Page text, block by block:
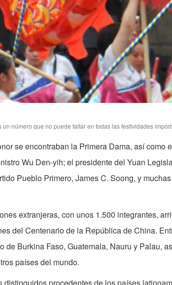
un número que no puede faltar en todas las festividades
se encontraban la Primera Dama, así como
Wu Den-yih; el presidente del Yuan
Pueblo Primero, James C. Soong, y
extranjeras, con unos 1.500 integrantes,
del Centenario de la República de China.
de Burkina Faso, Guatemala, Nauru y Palau,
países del mundo.
distinguidos procedentes de los países